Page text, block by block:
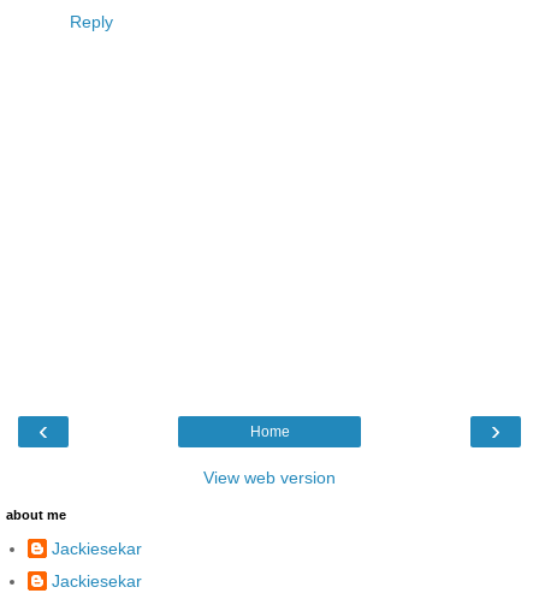
Reply
‹ ›
Home
View web version
about me
Jackiesekar
Jackiesekar